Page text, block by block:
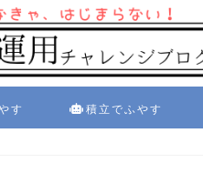
す 積立でふやす